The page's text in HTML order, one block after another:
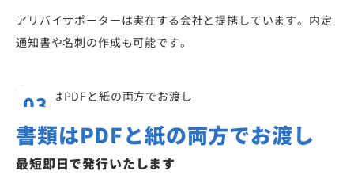
アリバイサポーターは実在する会社と提携しています。内定
通知書や名刺の作成も可能です。
03
書類はPDFと紙の両方でお渡し
最短即日で発行いたします